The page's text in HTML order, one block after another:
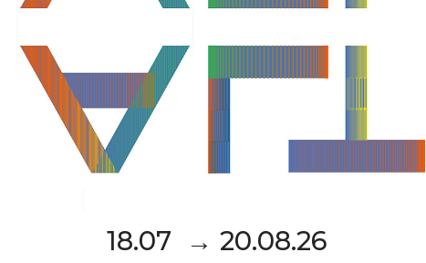
18.07 → 20.08.26